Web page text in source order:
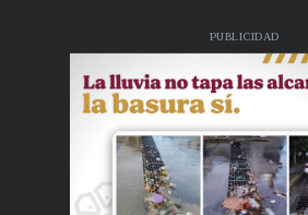
PUBLICIDAD